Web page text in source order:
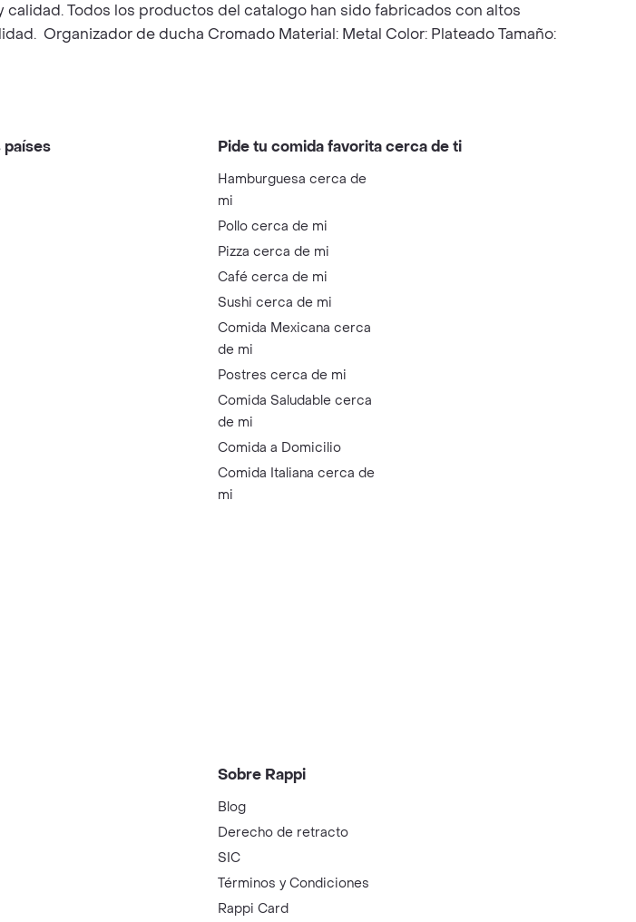
Todos los productos del catalogo han sido fabricados con altos
Organizador de ducha Cromado Material: Metal Color: Plateado Tamaño:
países Pide tu comida favorita cerca de ti
Hamburguesa cerca de
mi
Pollo cerca de mi
Pizza cerca de mi
Café cerca de mi
Sushi cerca de mi
Comida Mexicana cerca
de mi
Postres cerca de mi
Comida Saludable cerca
de mi
Comida a Domicilio
Comida Italiana cerca de
mi
Sobre Rappi
Blog
Derecho de retracto
SIC
Términos y Condiciones
Rappi Card